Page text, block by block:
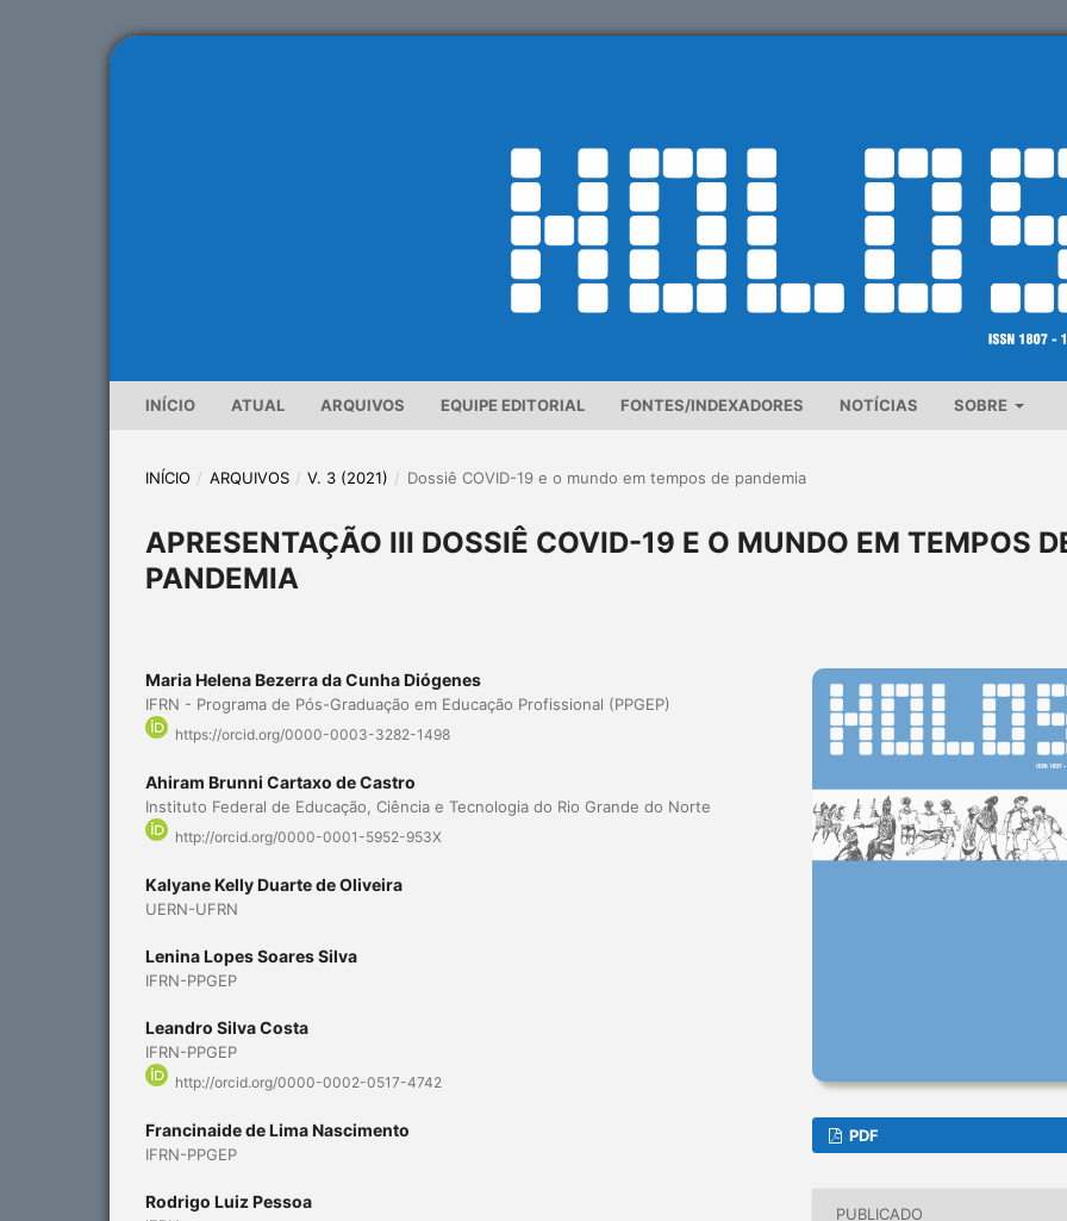
INÍCIO ATUAL ARQUIVOS EQUIPE EDITORIAL FONTES/INDEXADORES NOTÍCIAS SOBRE
INÍCIO / ARQUIVOS / V. 3 (2021) / Dossiê COVID-19 e o mundo em tempos de pandemia
APRESENTAÇÃO III DOSSIÊ COVID-19 E O MUNDO EM TEMPOS
PANDEMIA
Maria Helena Bezerra da Cunha Diógenes
IFRN - Programa de Pós-Graduação em Educação Profissional (PPGEP)
https://orcid.org/0000-0003-3282-1498
Ahiram Brunni Cartaxo de Castro
Instituto Federal de Educação, Ciência e Tecnologia do Rio Grande do Norte
http://orcid.org/0000-0001-5952-953X
Kalyane Kelly Duarte de Oliveira
UERN-UFRN
Lenina Lopes Soares Silva
IFRN-PPGEP
Leandro Silva Costa
IFRN-PPGEP
http://orcid.org/0000-0002-0517-4742
Francinaide de Lima Nascimento
IFRN-PPGEP
Rodrigo Luiz Pessoa
PDF
PUBLICADO